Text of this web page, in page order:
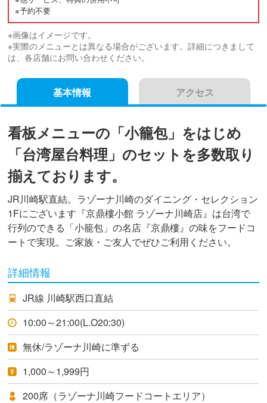
※予約不要
※画像はイメージです。
※実際のメニューとは異なる場合がございます。詳細につきまして
は、各店舗にお問い合わせください。
基本情報 アクセス
看板メニューの「小籠包」をはじめ
「台湾屋台料理」のセットを多数取り
揃えております。
JR川崎駅直結。ラゾーナ川崎のダイニング・セレクション
1Fにございます『京鼎樓小館 ラゾーナ川崎店』は台湾で
行列のできる「小籠包」の名店『京鼎樓』の味をフードコ
ートで実現。ご家族・ご友人でぜひご利用ください。
詳細情報
JR線 川崎駅西口直結
10:00～21:00(L.O20:30)
無休/ラゾーナ川崎に準ずる
1,000～1,999円
200席（ラゾーナ川崎フードコートエリア）